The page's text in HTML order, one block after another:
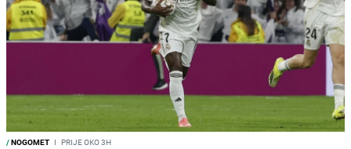
/NOGOMET I PRIJE OKO 3H